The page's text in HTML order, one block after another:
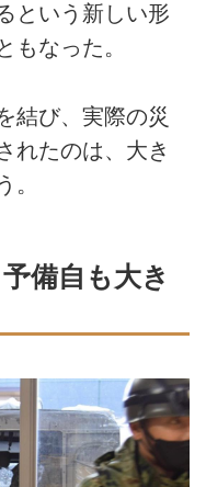
という新しい形
もなった。
結び、実際の災
れたのは、大き
。
備自も大き